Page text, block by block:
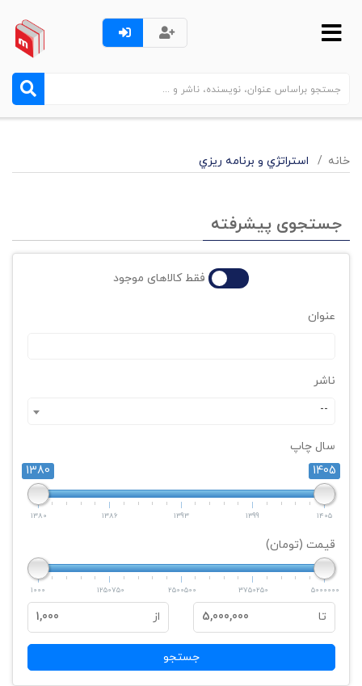
خانه استراتژي و برنامه ريزي
جستجوی پیشرفته
فقط کالاهای موجود
عنوان
ناشر
--
سال چاپ
1380
1405
1380 1386 1393 1399 1405
قیمت (تومان)
1000 1250750 2500500 3750250 5000000
تا 5,000,000 از 1,000
جستجو